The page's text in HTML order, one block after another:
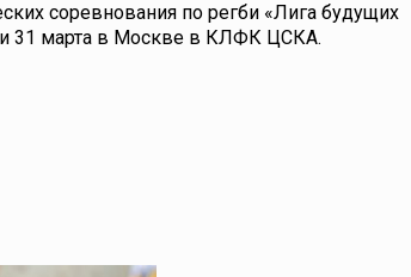
соревнования по регби «Лига будущих
31 марта в Москве в КЛФК ЦСКА.